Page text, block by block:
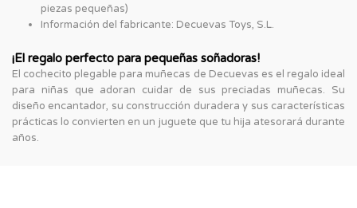
piezas pequeñas)
Información del fabricante: Decuevas Toys, S.L.
¡El regalo perfecto para pequeñas soñadoras!
El cochecito plegable para muñecas de Decuevas es el regalo ideal
para niñas que adoran cuidar de sus preciadas muñecas. Su
diseño encantador, su construcción duradera y sus características
prácticas lo convierten en un juguete que tu hija atesorará durante
años.